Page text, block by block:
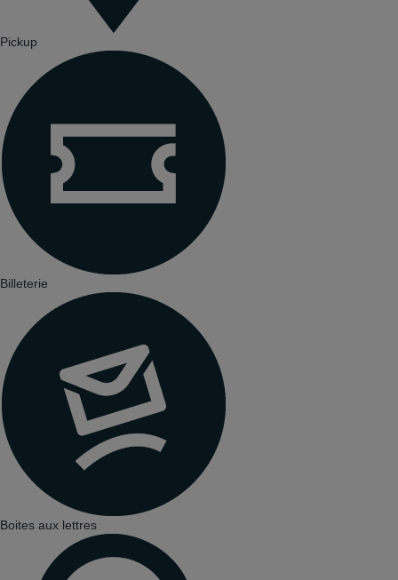
Pickup
Billeterie
Boites aux lettres